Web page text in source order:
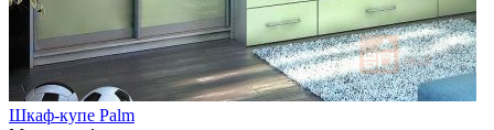
Шкаф-купе Palm